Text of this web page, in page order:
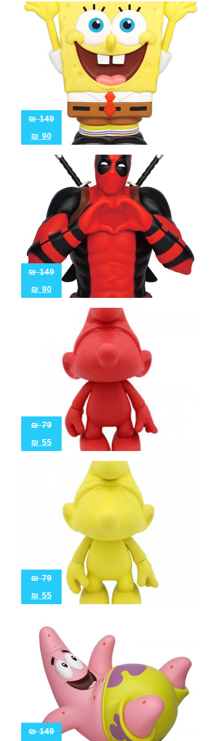
149
₪
90
₪
149
₪
90
₪
79
₪
55
₪
79
₪
55
₪
149
₪